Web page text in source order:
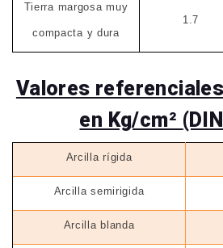
Tierra margosa muy
compacta y dura
1.7
Valores
en Kg/cm²
Arcilla rígida
Arcilla semirigida
Arcilla blanda